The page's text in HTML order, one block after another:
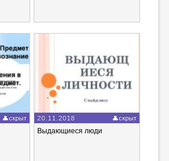
скрыт 20.11.2018 скрыт
Выдающиеся люди